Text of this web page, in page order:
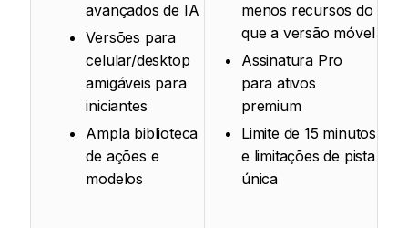
avançados de IA
Versões para
celular/desktop
amigáveis para
iniciantes
Ampla biblioteca
de ações e
modelos
menos recursos do
que a versão móvel
Assinatura Pro
para ativos
premium
Limite de 15 minutos
e limitações de pista
única